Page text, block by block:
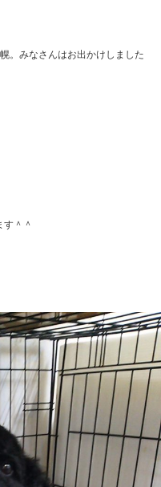
。みなさんはお出かけしました
＾＾